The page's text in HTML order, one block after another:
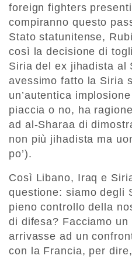
foreign fighters
compiranno questo
Stato statunitense,
così la decisione di
Siria del ex jihadista al
avessimo fatto la Siria
un’autentica
piaccia o no, ha
ad al-Sharaa di
non più jihadista ma
po’).
Così Libano, Iraq e
questione: siamo degli
pieno controllo della
di difesa? Facciamo un
arrivasse ad un
con la Francia, per